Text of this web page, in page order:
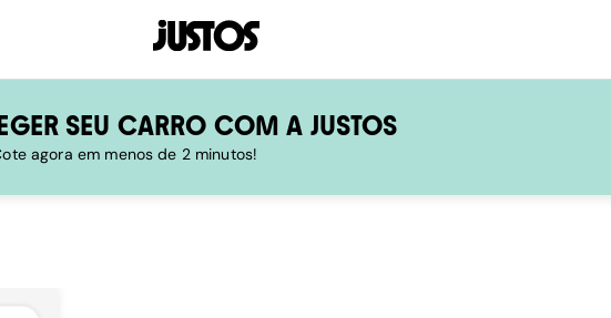
SEU CARRO COM A JUSTOS
agora em menos de 2 minutos!